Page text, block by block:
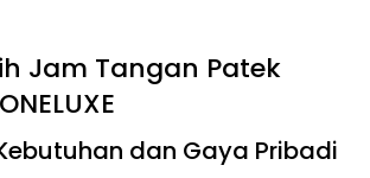
Jam Tangan Patek
dan Gaya Pribadi